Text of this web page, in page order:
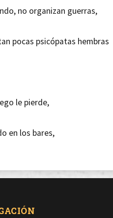
no organizan guerras,
pocas psicópatas hembras
le pierde,
en los bares,